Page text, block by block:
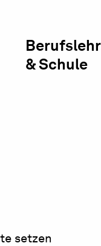
& Schule
setzen